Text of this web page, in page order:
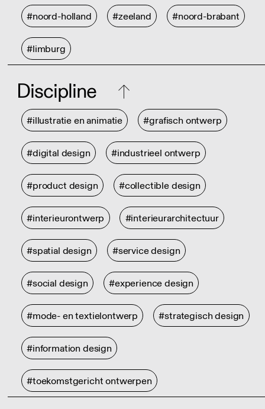
#noord-holland #zeeland #noord-brabant
#limburg
Discipline
#illustratie en animatie #grafisch ontwerp
#digital design #industrieel ontwerp
#product design #collectible design
#interieurontwerp #interieurarchitectuur
#spatial design #service design
#social design #experience design
#mode- en textielontwerp #strategisch design
#information design
#toekomstgericht ontwerpen